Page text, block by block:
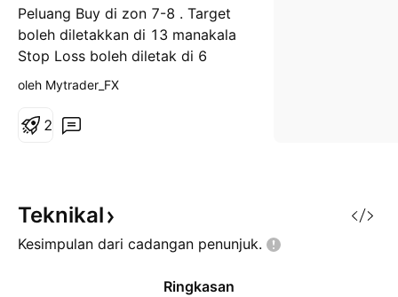
Peluang Buy di zon 7-8 . Target
boleh diletakkan di 13 manakala
Stop Loss boleh diletak di 6
a
n
g
oleh Mytrader_FX
2
Teknikal
Kesimpulan dari cadangan penunjuk.
Ringkasan